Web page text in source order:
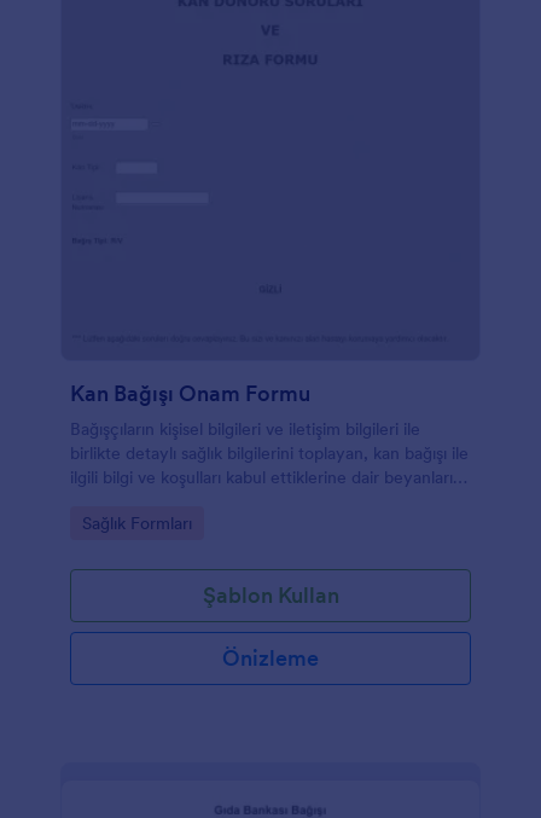
Kan Bağışı Onam Formu
Bağışçıların kişisel bilgileri ve iletişim bilgileri ile
birlikte detaylı sağlık bilgilerini toplayan, kan bağışı ile
ilgili bilgi ve koşulları kabul ettiklerine dair beyanlarını
Go to Category:
Sağlık Formları
Şablon Kullan
Önizleme